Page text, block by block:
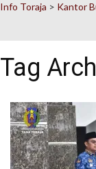
Info Toraja > Kantor
Tag